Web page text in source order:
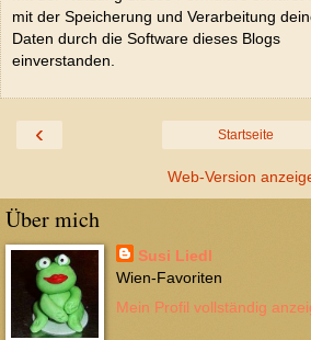
mit der Speicherung und Verarbeitung
Daten durch die Software dieses Blogs
einverstanden.
‹ Startseite
Web-Version
Über mich
Susi Liedl
Wien-Favoriten
Mein Profil vollständig